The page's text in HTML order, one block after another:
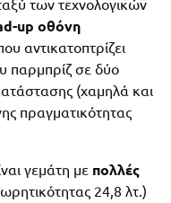
των τεχνολογικών
up οθόνη
αντικατοπτρίζει
παρμπρίζ σε δύο
(χαμηλά και
πραγματικότητας
γεμάτη με πολλές
24,8 λτ.)